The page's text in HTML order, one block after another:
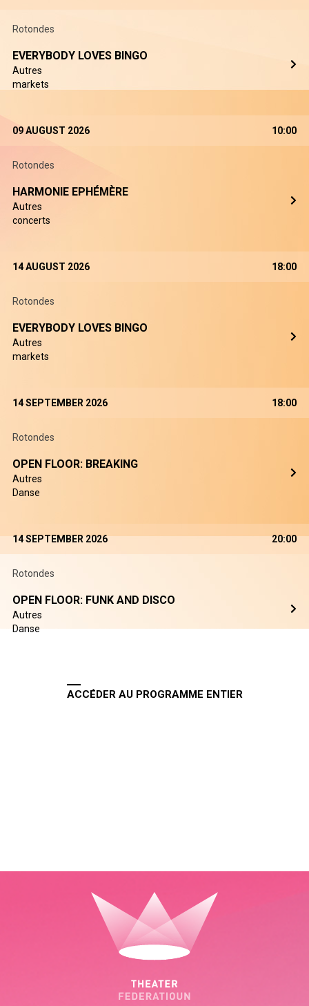
Rotondes
EVERYBODY LOVES BINGO
Autres
markets
09 AUGUST 2026 10:00
Rotondes
HARMONIE EPHÉMÈRE
Autres
concerts
14 AUGUST 2026 18:00
Rotondes
EVERYBODY LOVES BINGO
Autres
markets
14 SEPTEMBER 2026 18:00
Rotondes
OPEN FLOOR: BREAKING
Autres
Danse
14 SEPTEMBER 2026 20:00
Rotondes
OPEN FLOOR: FUNK AND DISCO
Autres
Danse
ACCÉDER AU PROGRAMME ENTIER